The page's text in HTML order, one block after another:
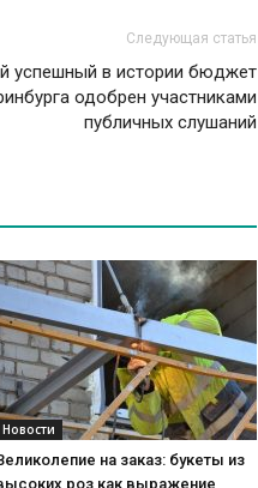
Следующая статья
успешный в истории бюджет
одобрен участниками
публичных слушаний
Новости
на заказ: букеты из
роз как выражение